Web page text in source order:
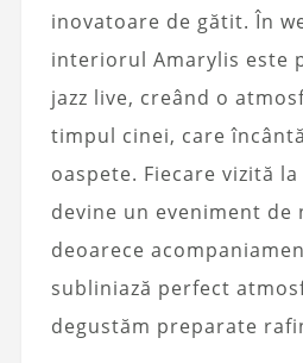
inovatoare de gătit. În
interiorul Amarylis este
jazz live, creând o
timpul cinei, care
oaspete. Fiecare vizită
devine un eveniment de
deoarece
subliniază perfect
degustăm preparate